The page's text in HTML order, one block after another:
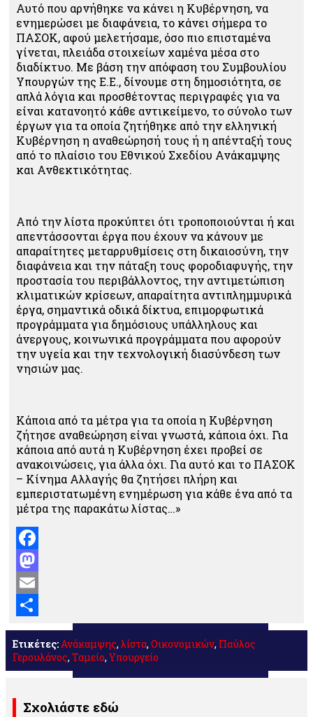
Αυτό που αρνήθηκε να κάνει η Κυβέρνηση, να
ενημερώσει με διαφάνεια, το κάνει σήμερα το
ΠΑΣΟΚ, αφού μελετήσαμε, όσο πιο επισταμένα
γίνεται, πλειάδα στοιχείων χαμένα μέσα στο
διαδίκτυο. Με βάση την απόφαση του Συμβουλίου
Υπουργών της Ε.Ε., δίνουμε στη δημοσιότητα, σε
απλά λόγια και προσθέτοντας περιγραφές για να
είναι κατανοητό κάθε αντικείμενο, το σύνολο των
έργων για τα οποία ζητήθηκε από την ελληνική
Κυβέρνηση η αναθεώρησή τους ή η απένταξή τους
από το πλαίσιο του Εθνικού Σχεδίου Ανάκαμψης
και Ανθεκτικότητας.
Από την λίστα προκύπτει ότι τροποποιούνται ή και
απεντάσσονται έργα που έχουν να κάνουν με
απαραίτητες μεταρρυθμίσεις στη δικαιοσύνη, την
διαφάνεια και την πάταξη τους φοροδιαφυγής, την
προστασία του περιβάλλοντος, την αντιμετώπιση
κλιματικών κρίσεων, απαραίτητα αντιπλημμυρικά
έργα, σημαντικά οδικά δίκτυα, επιμορφωτικά
προγράμματα για δημόσιους υπάλληλους και
άνεργους, κοινωνικά προγράμματα που αφορούν
την υγεία και την τεχνολογική διασύνδεση των
νησιών μας.
Κάποια από τα μέτρα για τα οποία η Κυβέρνηση
ζήτησε αναθεώρηση είναι γνωστά, κάποια όχι. Για
κάποια από αυτά η Κυβέρνηση έχει προβεί σε
ανακοινώσεις, για άλλα όχι. Για αυτό και το ΠΑΣΟΚ
– Κίνημα Αλλαγής θα ζητήσει πλήρη και
εμπεριστατωμένη ενημέρωση για κάθε ένα από τα
μέτρα της παρακάτω λίστας…»
Facebook
Mastodon
Email
Μοιραστείτε
Ετικέτες:Ανάκαμψης, λίστα, Οικονομικών, Παύλος
Γερουλάνος, Ταμείο, Υπουργείο
Σχολιάστε εδώ